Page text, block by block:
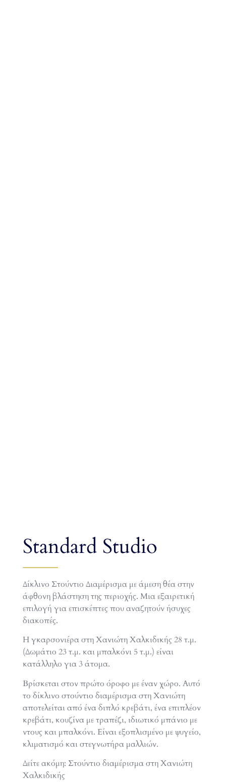
Standard Studio
Δίκλινο Στούντιο Διαμέρισμα με άμεση θέα στην
άφθονη βλάστηση της περιοχής. Μια εξαιρετική
επιλογή για επισκέπτες που αναζητούν ήσυχες
διακοπές.
Η γκαρσονιέρα στη Χανιώτη Χαλκιδικής 28 τ.μ.
(Δωμάτιο 23 τ.μ. και μπαλκόνι 5 τ.μ.) είναι
κατάλληλο για 3 άτομα.
Βρίσκεται στον πρώτο όροφο με έναν χώρο. Αυτό
το δίκλινο στούντιο διαμέρισμα στη Χανιώτη
αποτελείται από ένα διπλό κρεβάτι, ένα επιπλέον
κρεβάτι, κουζίνα με τραπέζι, ιδιωτικό μπάνιο με
ντους και μπαλκόνι. Είναι εξοπλισμένο με ψυγείο,
κλιματισμό και στεγνωτήρα μαλλιών.
Δείτε ακόμη: Στούντιο διαμέρισμα στη Χανιώτη
Χαλκιδικής